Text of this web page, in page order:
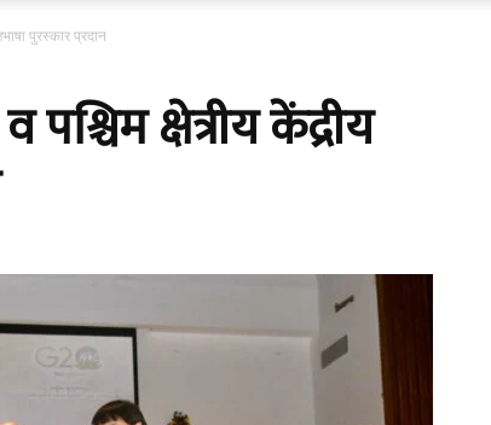
पुरस्कार प्रदान
क्षेत्रीय केंद्रीय